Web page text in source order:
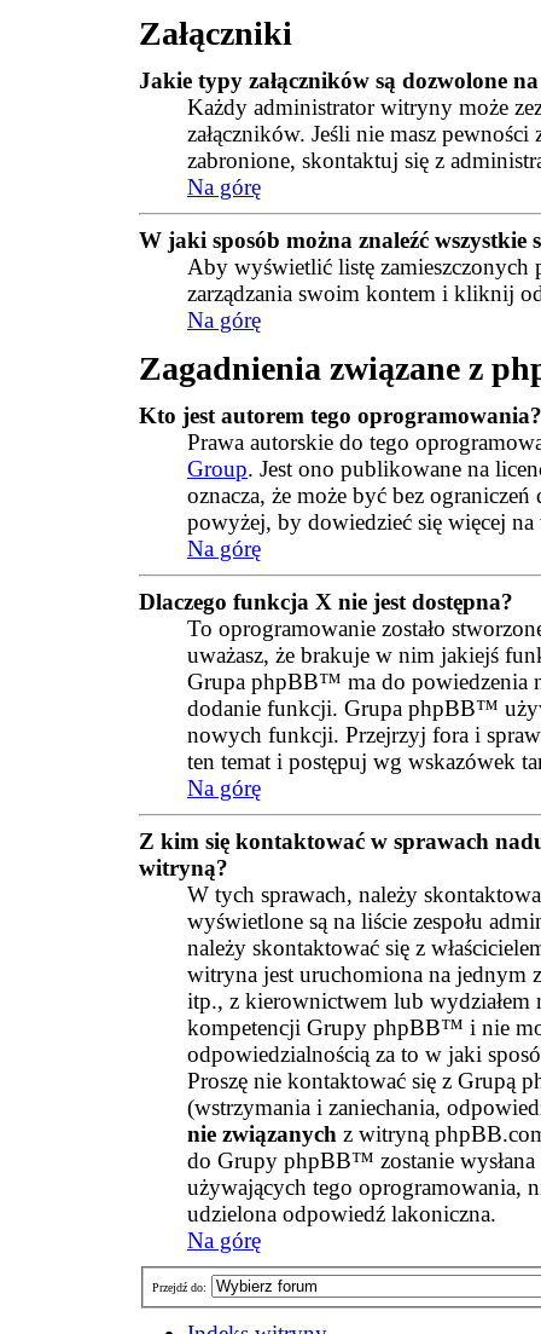
Załączniki
Jakie typy załączników są dozwolone
Każdy administrator witryny może
załączników. Jeśli nie masz
zabronione, skontaktuj się z
Na górę
W jaki sposób można znaleźć wszystkie
Aby wyświetlić listę zamieszczonych
zarządzania swoim kontem i kliknij
Na górę
Zagadnienia związane z
Kto jest autorem tego oprogramowania?
Prawa autorskie do tego
Group. Jest ono publikowane na
oznacza, że może być bez
powyżej, by dowiedzieć się więcej na
Na górę
Dlaczego funkcja X nie jest dostępna?
To oprogramowanie zostało
uważasz, że brakuje w nim jakiejś
Grupa phpBB™ ma do powiedzenia
dodanie funkcji. Grupa phpBB™
nowych funkcji. Przejrzyj fora i
ten temat i postępuj wg wskazówek
Na górę
Z kim się kontaktować w sprawach
witryną?
W tych sprawach, należy
wyświetlone są na liście zespołu
należy skontaktować się z
witryna jest uruchomiona na jednym
itp., z kierownictwem lub
kompetencji Grupy phpBB™ i nie
odpowiedzialnością za to w jaki
Proszę nie kontaktować się z Grupą
(wstrzymania i zaniechania,
nie związanych z witryną
do Grupy phpBB™ zostanie
używających tego oprogramowania,
udzielona odpowiedź lakoniczna.
Na górę
Przejdź do: